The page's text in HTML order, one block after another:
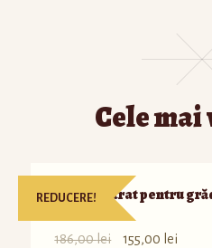
Cele
Capac pătrat pentru
REDUCERE!
186,00lei 155,00 lei